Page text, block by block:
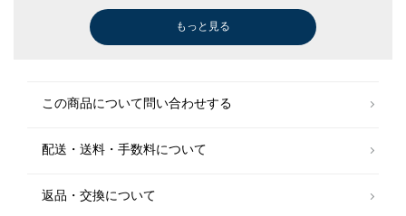
ブラウス
ブラウス
ブラウス
ショルダーバッグ
￥11,990
ショルダーバッグ
￥11,880
￥12,320
ブラウス
ブラウス
スラックス
ブラウス
ショルダーバッグ
スラックス
もっと見る
この商品について問い合わせする
配送・送料・手数料について
返品・交換について